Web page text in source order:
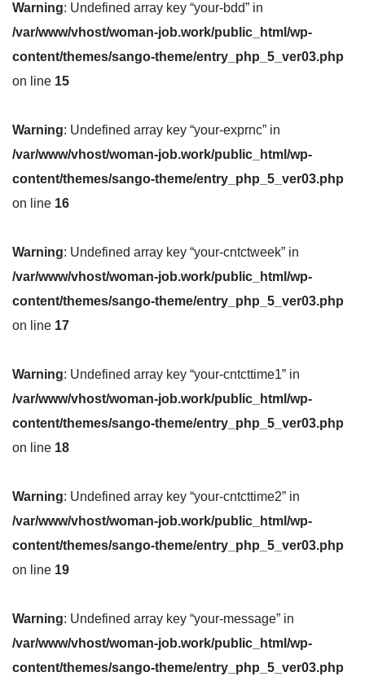
Warning: Undefined array key “your-bdd” in
/var/www/vhost/woman-job.work/public_html/wp-
content/themes/sango-theme/entry_php_5_ver03.php
on line 15
Warning: Undefined array key “your-exprnc” in
/var/www/vhost/woman-job.work/public_html/wp-
content/themes/sango-theme/entry_php_5_ver03.php
on line 16
Warning: Undefined array key “your-cntctweek” in
/var/www/vhost/woman-job.work/public_html/wp-
content/themes/sango-theme/entry_php_5_ver03.php
on line 17
Warning: Undefined array key “your-cntcttime1” in
/var/www/vhost/woman-job.work/public_html/wp-
content/themes/sango-theme/entry_php_5_ver03.php
on line 18
Warning: Undefined array key “your-cntcttime2” in
/var/www/vhost/woman-job.work/public_html/wp-
content/themes/sango-theme/entry_php_5_ver03.php
on line 19
Warning: Undefined array key “your-message” in
/var/www/vhost/woman-job.work/public_html/wp-
content/themes/sango-theme/entry_php_5_ver03.php